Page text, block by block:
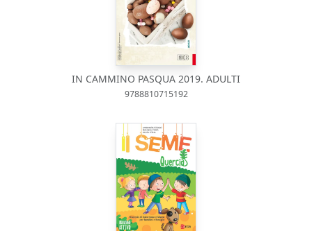
IN CAMMINO PASQUA 2019. ADULTI
9788810715192